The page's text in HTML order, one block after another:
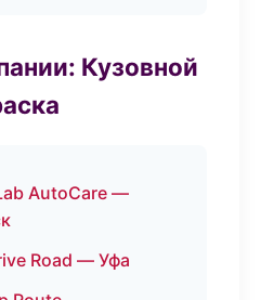
Кузовной
AutoCare —
Road — Уфа